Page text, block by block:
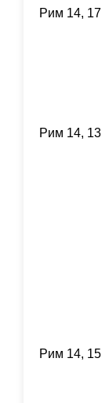
Рим 14, 17
Рим 14, 13
Рим 14, 15